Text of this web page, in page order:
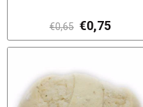
€0,65 €0,75